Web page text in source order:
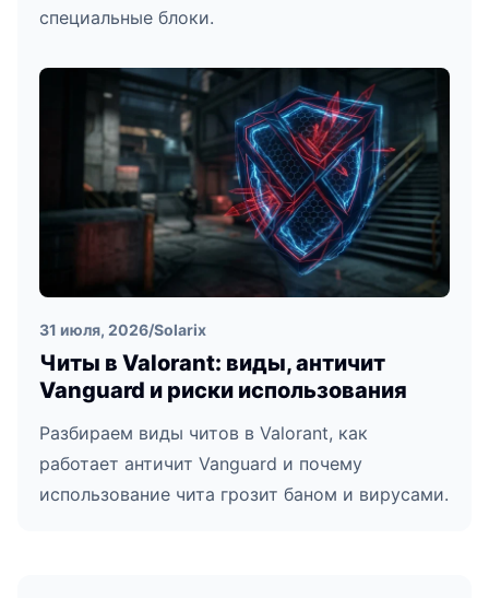
специальные блоки.
31 июля, 2026/Solarix
Читы в Valorant: виды, античит
Vanguard и риски использования
Разбираем виды читов в Valorant, как
работает античит Vanguard и почему
использование чита грозит баном и вирусами.